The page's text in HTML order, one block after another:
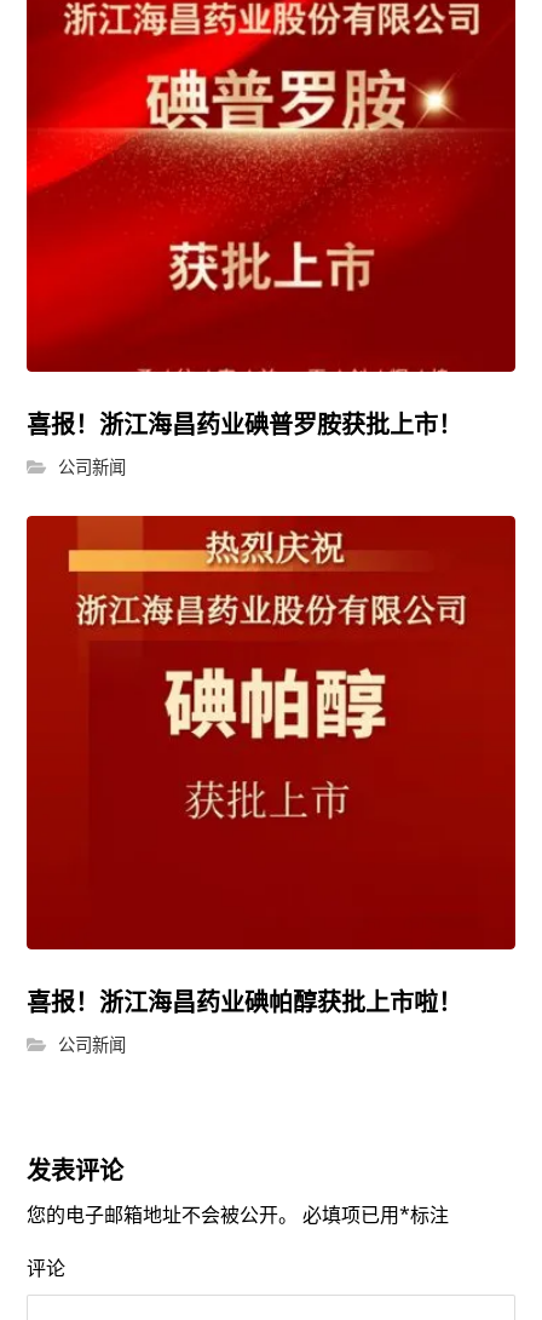
喜报！浙江海昌药业碘普罗胺获批上市！
公司新闻
喜报！浙江海昌药业碘帕醇获批上市啦！
公司新闻
发表评论
您的电子邮箱地址不会被公开。 必填项已用*标注
评论